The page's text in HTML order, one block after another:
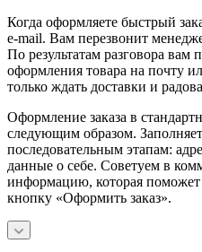
Когда оформляете быстрый
e-mail. Вам перезвонит
По результатам разговора вам
оформления товара на почту
только ждать доставки и
Оформление заказа в
следующим образом.
последовательным этапам:
данные о себе. Советуем в
информацию, которая
кнопку «Оформить заказ».